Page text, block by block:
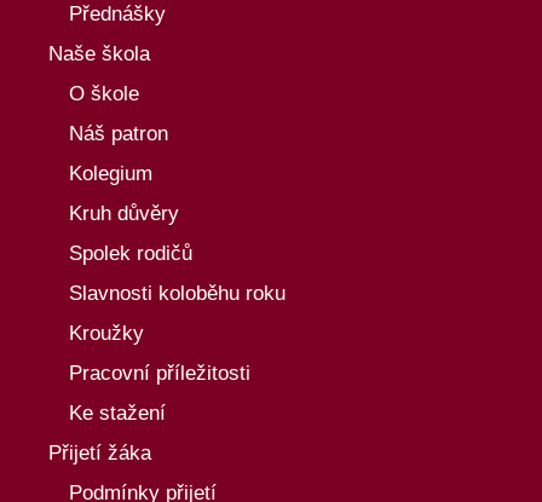
Přednášky
Naše škola
O škole
Náš patron
Kolegium
Kruh důvěry
Spolek rodičů
Slavnosti koloběhu roku
Kroužky
Pracovní příležitosti
Ke stažení
Přijetí žáka
Podmínky přijetí